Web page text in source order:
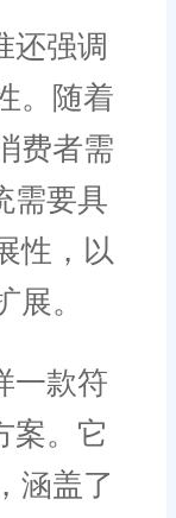
强调
。随着
费者需
需要具
性，以
。
款符
案。它
涵盖了